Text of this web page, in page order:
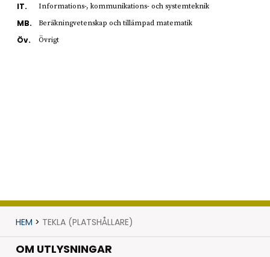
IT. Informations-, kommunikations- och systemteknik
MB. Beräkningvetenskap och tillämpad matematik
Öv. Övrigt
HEM > TEKLA (PLATSHÅLLARE)
OM UTLYSNINGAR